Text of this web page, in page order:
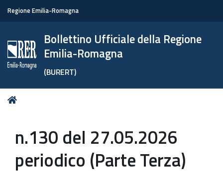
Regione Emilia-Romagna
Bollettino Ufficiale della Regione
Emilia-Romagna
(BURERT)
Tu
n.130 del 27.05.2026
periodico (Parte Terza)